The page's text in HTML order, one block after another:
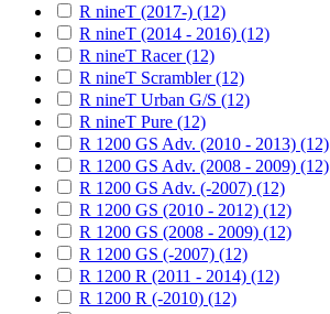
R nineT (2017-) (12)
R nineT (2014 - 2016) (12)
R nineT Racer (12)
R nineT Scrambler (12)
R nineT Urban G/S (12)
R nineT Pure (12)
R 1200 GS Adv. (2010 - 2013) (12)
R 1200 GS Adv. (2008 - 2009) (12)
R 1200 GS Adv. (-2007) (12)
R 1200 GS (2010 - 2012) (12)
R 1200 GS (2008 - 2009) (12)
R 1200 GS (-2007) (12)
R 1200 R (2011 - 2014) (12)
R 1200 R (-2010) (12)